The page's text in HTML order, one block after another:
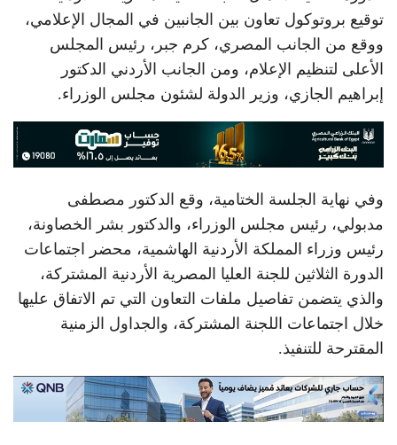
توقيع بروتوكول تعاون بين الجانبين في المجال الإعلامي،
ووقع من الجانب المصري، كرم جبر، رئيس المجلس
الأعلى لتنظيم الإعلام، ومن الجانب الأردني الدكتور
إبراهيم الجازي، وزير الدولة لشئون مجلس الوزراء.
وفي نهاية الجلسة الختامية، وقع الدكتور مصطفى
مدبولي، رئيس مجلس الوزراء، والدكتور بشر الخصاونة،
رئيس وزراء المملكة الأردنية الهاشمية، محضر اجتماعات
الدورة الثلاثين للجنة العليا المصرية الأردنية المشتركة،
والذي يتضمن تفاصيل ملفات التعاون التي تم الاتفاق عليها
خلال اجتماعات اللجنة المشتركة، والجداول الزمنية
المقترحة للتنفيذ.